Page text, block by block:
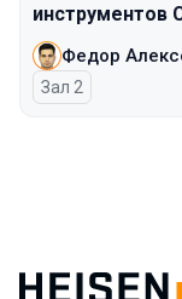
инструментов
Федор
Зал 2